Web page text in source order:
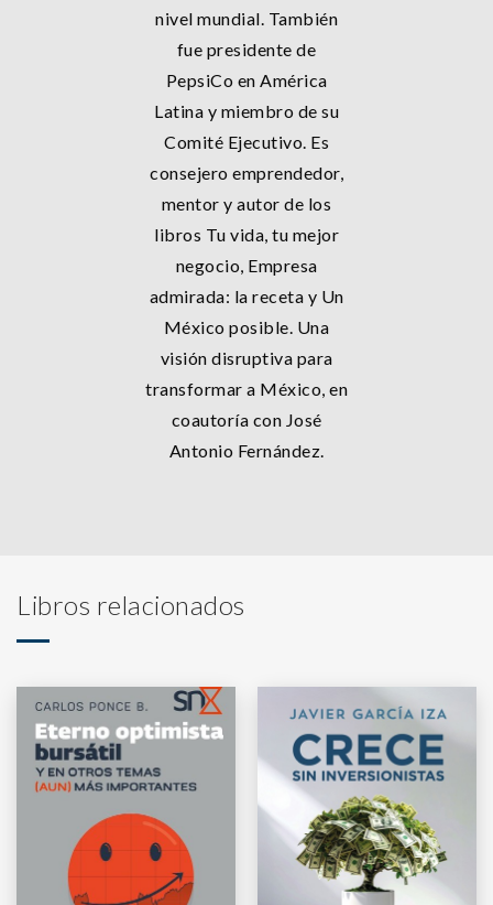
nivel mundial. También
fue presidente de
PepsiCo en América
Latina y miembro de su
Comité Ejecutivo. Es
consejero emprendedor,
mentor y autor de los
libros Tu vida, tu mejor
negocio, Empresa
admirada: la receta y Un
México posible. Una
visión disruptiva para
transformar a México, en
coautoría con José
Antonio Fernández.
Libros relacionados